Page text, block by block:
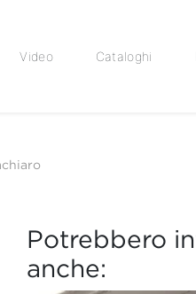
Video Cataloghi
Potrebbero
anche: